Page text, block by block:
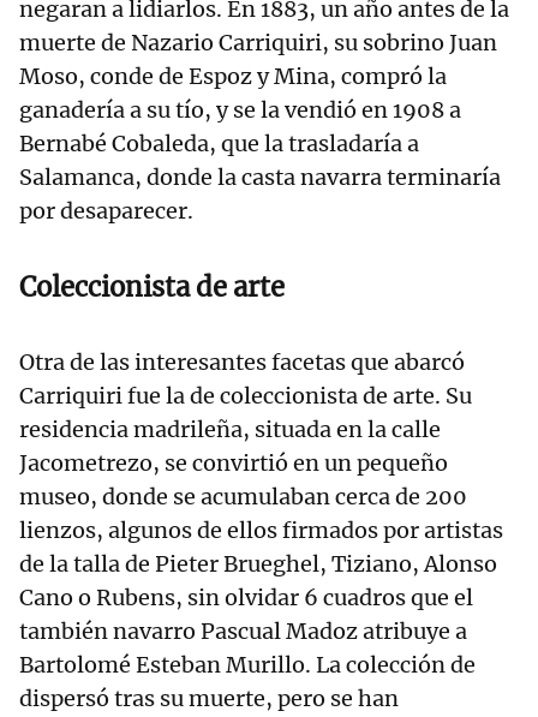
negaran a lidiarlos. En 1883, un año antes de la
muerte de Nazario Carriquiri, su sobrino Juan
Moso, conde de Espoz y Mina, compró la
ganadería a su tío, y se la vendió en 1908 a
Bernabé Cobaleda, que la trasladaría a
Salamanca, donde la casta navarra terminaría
por desaparecer.
Coleccionista de arte
Otra de las interesantes facetas que abarcó
Carriquiri fue la de coleccionista de arte. Su
residencia madrileña, situada en la calle
Jacometrezo, se convirtió en un pequeño
museo, donde se acumulaban cerca de 200
lienzos, algunos de ellos firmados por artistas
de la talla de Pieter Brueghel, Tiziano, Alonso
Cano o Rubens, sin olvidar 6 cuadros que el
también navarro Pascual Madoz atribuye a
Bartolomé Esteban Murillo. La colección de
dispersó tras su muerte, pero se han